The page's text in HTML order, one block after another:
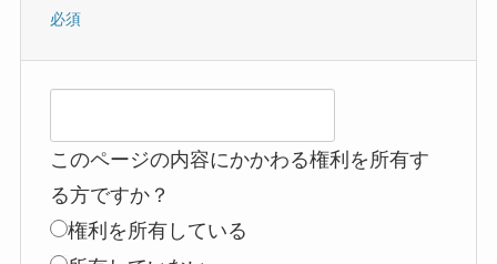
必須
このページの内容にかかわる権利を所有す
る方ですか？
権利を所有している